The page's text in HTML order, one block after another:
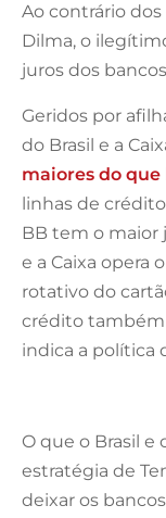
Ao contrário
Dilma, o
juros dos
Geridos por
do Brasil e a
maiores do
linhas de
BB tem o
e a Caixa opera
rotativo do
crédito também
indica a política
O que o Brasil e
estratégia de
deixar os